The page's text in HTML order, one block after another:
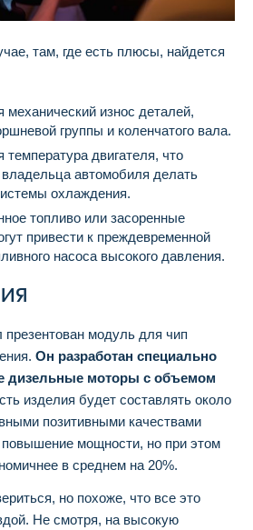
там, где есть плюсы, найдется
износ деталей,
группы и коленчатого вала.
двигателя, что
автомобиля делать
охлаждения.
топливо или засоренные
привести к преждевременной
насоса высокого давления.
презентован модуль для чип
Он разработан специально
дизельные моторы с объемом
изделия будет составлять около
позитивными качествами
мощности, но при этом
в среднем на 20%.
но похоже, что все это
Не смотря, на высокую